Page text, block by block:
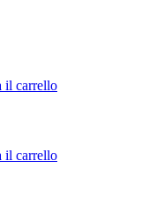
il carrello
il carrello